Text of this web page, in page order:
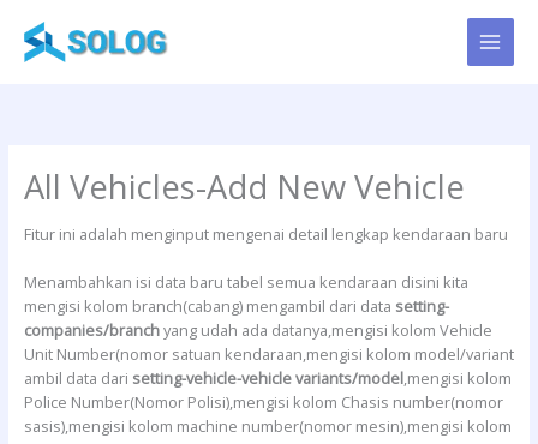
content
All Vehicles-Add New Vehicle
Fitur ini adalah menginput mengenai detail lengkap kendaraan baru
Menambahkan isi data baru tabel semua kendaraan disini kita
mengisi kolom branch(cabang) mengambil dari data setting-
companies/branchyang udah ada datanya,mengisi kolom Vehicle
Unit Number(nomor satuan kendaraan,mengisi kolom model/variant
ambil data dari setting-vehicle-vehicle variants/model,mengisi kolom
Police Number(Nomor Polisi),mengisi kolom Chasis number(nomor
sasis),mengisi kolom machine number(nomor mesin),mengisi kolom